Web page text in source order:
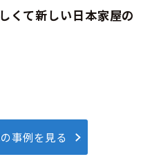
くて新しい日本家屋の
事例を見る